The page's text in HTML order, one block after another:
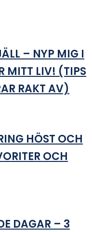
– NYP MIG I
MITT LIV! (TIPS
RAKT AV)
HÖST OCH
OCH
DAGAR – 3